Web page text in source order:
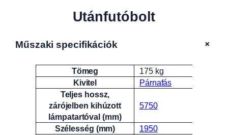
Utánfutóbolt
Műszaki specifikációk +
Attribútumok Érték
Tömeg
175 kg
Kivitel
Párnafás
Teljes hossz,
zárójelben kihúzott
lámpatartóval (mm)
5750
Szélesség (mm)
1950